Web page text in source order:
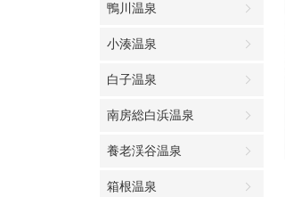
鴨川温泉
小湊温泉
白子温泉
南房総白浜温泉
養老渓谷温泉
箱根温泉